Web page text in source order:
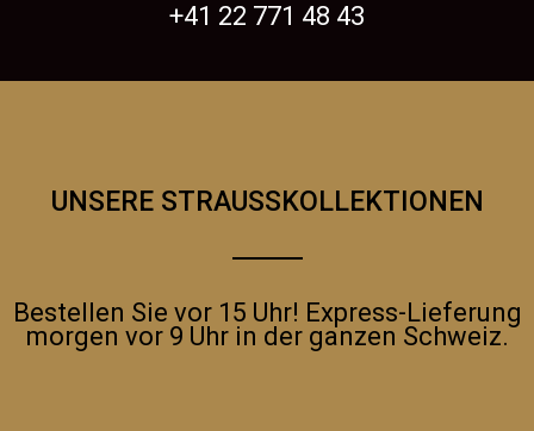
+41 22 771 48 43
UNSERE STRAUSSKOLLEKTIONEN
Bestellen Sie vor 15 Uhr! Express-Lieferung
morgen vor 9 Uhr in der ganzen Schweiz.